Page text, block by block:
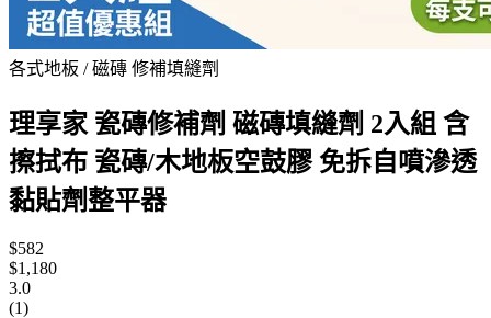
各式地板 / 磁磚 修補填縫劑
理享家 瓷磚修補劑 磁磚填縫劑 2入組 含
擦拭布 瓷磚/木地板空鼓膠 免拆自噴滲透
黏貼劑整平器
$582
$1,180
3.0
(1)